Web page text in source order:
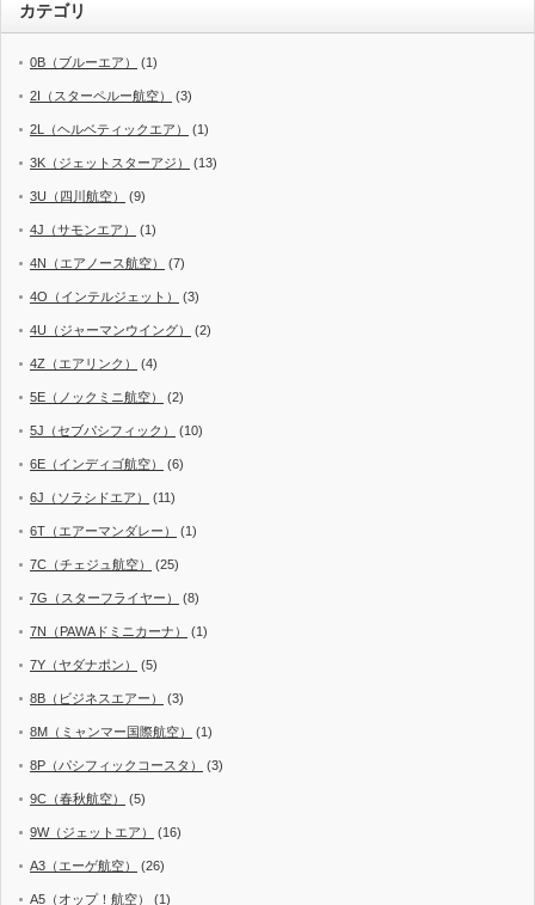
カテゴリ
0B（ブルーエア） (1)
2I（スターペルー航空） (3)
2L（ヘルベティックエア） (1)
3K（ジェットスターアジ） (13)
3U（四川航空） (9)
4J（サモンエア） (1)
4N（エアノース航空） (7)
4O（インテルジェット） (3)
4U（ジャーマンウイング） (2)
4Z（エアリンク） (4)
5E（ノックミニ航空） (2)
5J（セブパシフィック） (10)
6E（インディゴ航空） (6)
6J（ソラシドエア） (11)
6T（エアーマンダレー） (1)
7C（チェジュ航空） (25)
7G（スターフライヤー） (8)
7N（PAWAドミニカーナ） (1)
7Y（ヤダナポン） (5)
8B（ビジネスエアー） (3)
8M（ミャンマー国際航空） (1)
8P（パシフィックコースタ） (3)
9C（春秋航空） (5)
9W（ジェットエア） (16)
A3（エーゲ航空） (26)
A5（オップ！航空） (1)